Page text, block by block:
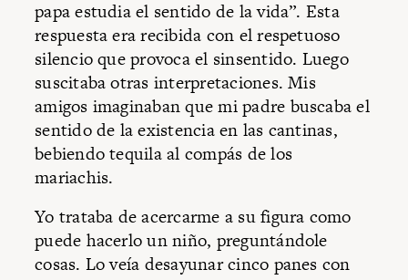
papa estudia el sentido de la vida”. Esta
respuesta era recibida con el respetuoso
silencio que provoca el sinsentido. Luego
suscitaba otras interpretaciones. Mis
amigos imaginaban que mi padre buscaba el
sentido de la existencia en las cantinas,
bebiendo tequila al compás de los
mariachis.
Yo trataba de acercarme a su figura como
puede hacerlo un niño, preguntándole
cosas. Lo veía desayunar cinco panes con